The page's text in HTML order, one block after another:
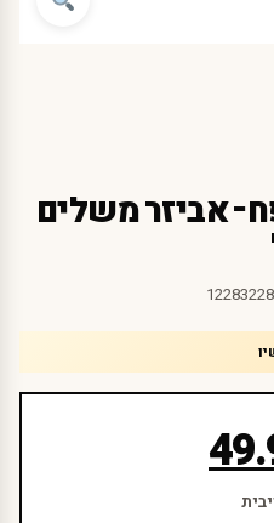
– אביזר משלים